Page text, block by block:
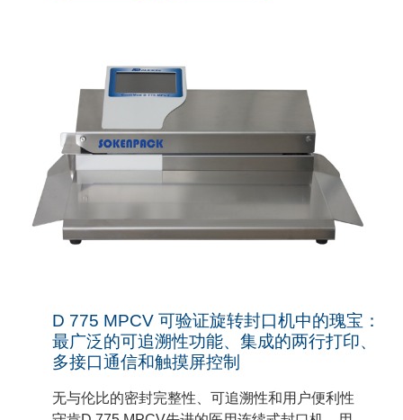
D 775 MPCV 可验证旋转封口机中的瑰宝：
最广泛的可追溯性功能、集成的两行打印、
多接口通信和触摸屏控制
无与伦比的密封完整性、可追溯性和用户便利性